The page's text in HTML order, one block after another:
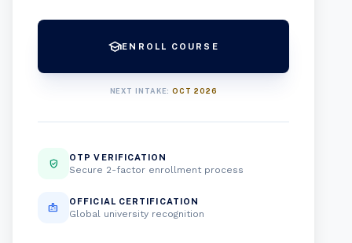
schoolENROLL COURSE
NEXT INTAKE:OCT 2026
verified_user OTP VERIFICATION
Secure 2-factor enrollment process
badge OFFICIAL CERTIFICATION
Global university recognition